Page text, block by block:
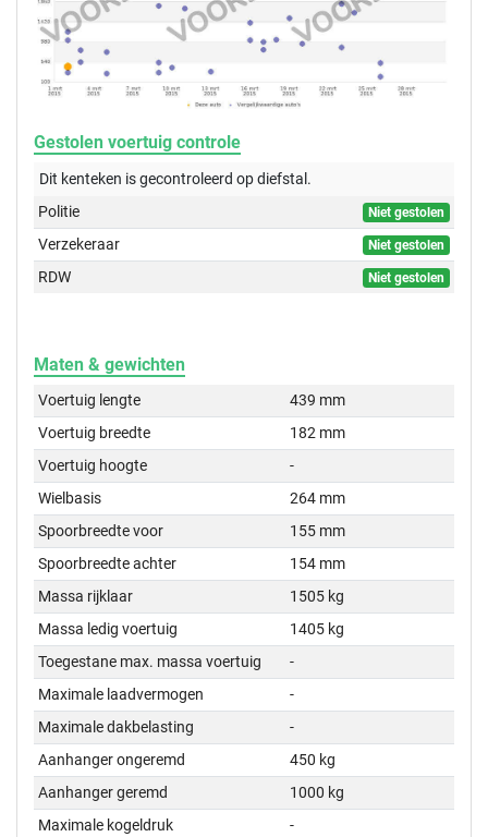
Gestolen voertuig controle
Dit kenteken is gecontroleerd opdiefstal.
Politie
Niet gestolen
Verzekeraar Niet gestolen
RDW Niet gestolen
Maten & gewichten
Voertuig lengte
439 mm
Voertuig breedte
182 mm
Voertuig hoogte
-
Wielbasis
264 mm
Spoorbreedte voor
155 mm
Spoorbreedte achter
154 mm
Massa rijklaar
1505 kg
Massa ledig voertuig
1405 kg
Toegestane max. massa voertuig
-
Maximale laadvermogen
-
Maximale dakbelasting
-
Aanhanger ongeremd
450 kg
Aanhanger geremd
1000 kg
Maximale kogeldruk
-